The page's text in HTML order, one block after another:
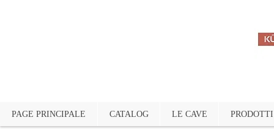
PAGE PRINCIPALE CATALOG LE CAVE PRODOTTI